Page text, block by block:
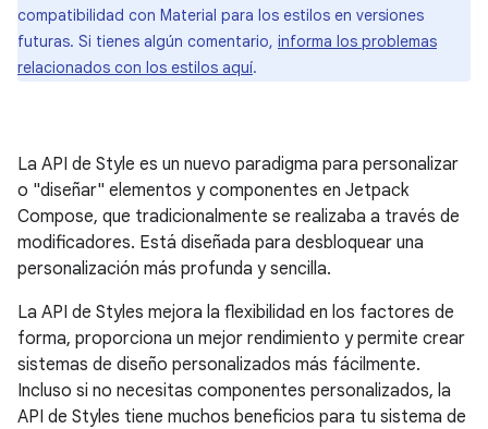
compatibilidad con Material para los estilos en versiones
futuras. Si tienes algún comentario, informa los problemas
relacionados con los estilos aquí.
La API de Style es un nuevo paradigma para personalizar
o "diseñar" elementos y componentes en Jetpack
Compose, que tradicionalmente se realizaba a través de
modificadores. Está diseñada para desbloquear una
personalización más profunda y sencilla.
La API de Styles mejora la flexibilidad en los factores de
forma, proporciona un mejor rendimiento y permite crear
sistemas de diseño personalizados más fácilmente.
Incluso si no necesitas componentes personalizados, la
API de Styles tiene muchos beneficios para tu sistema de